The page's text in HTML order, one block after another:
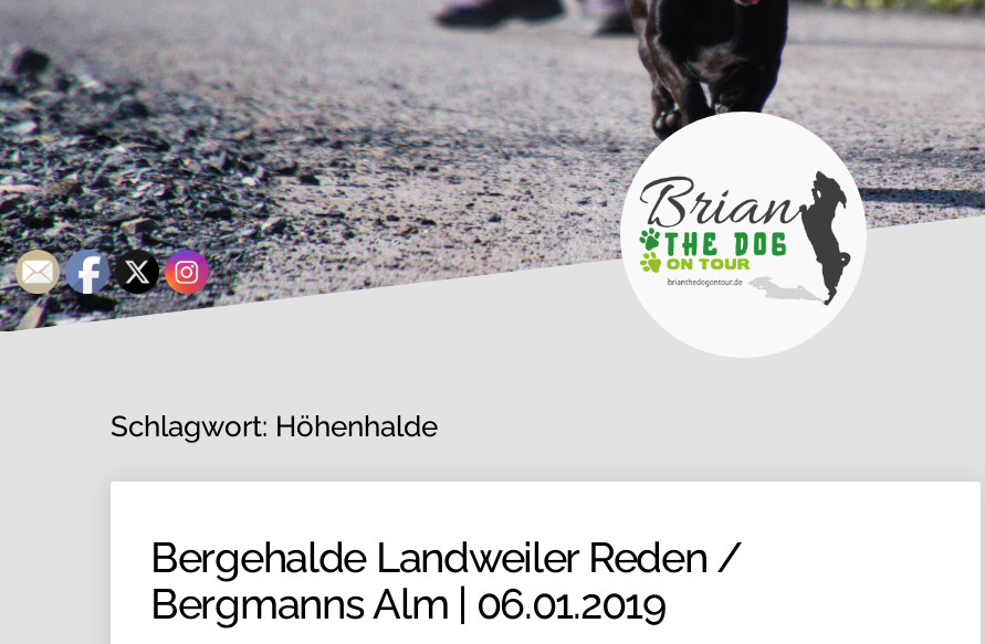
Schlagwort: Höhenhalde
Bergehalde Landweiler Reden /
Bergmanns Alm | 06.01.2019